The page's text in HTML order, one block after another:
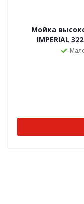
Мойка
IMPERIAL